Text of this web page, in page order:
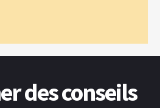
des conseils